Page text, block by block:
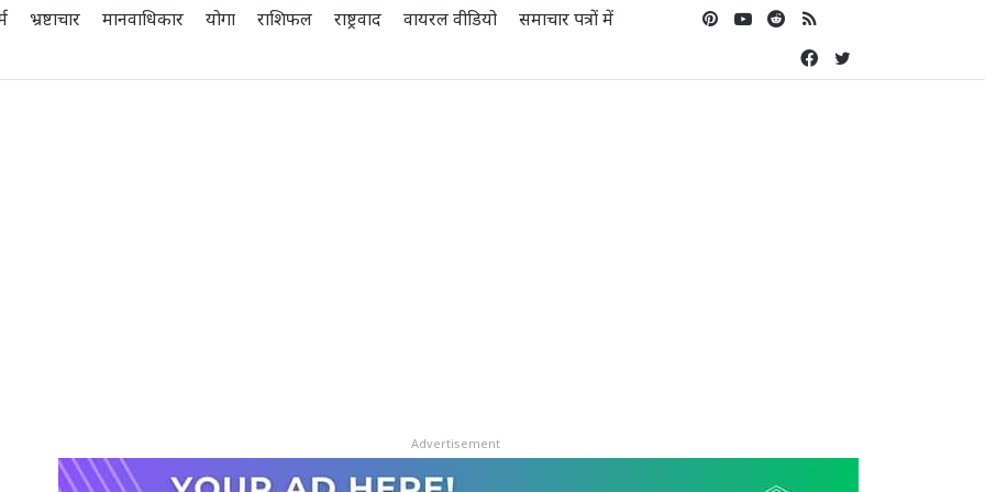
भ्रष्टाचार मानवाधिकार योगा राशिफल राष्ट्रवाद वायरल वीडियो समाचार पत्रों में RSS
Reddit
YouTube
Pinterest
Twitter
Facebook
Advertisement